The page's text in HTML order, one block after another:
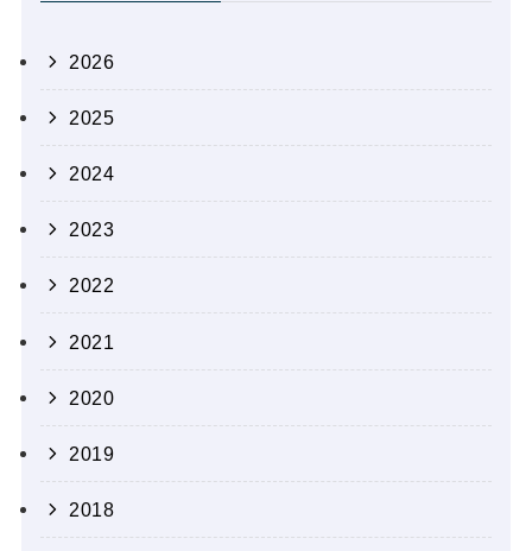
2026
2025
2024
2023
2022
2021
2020
2019
2018